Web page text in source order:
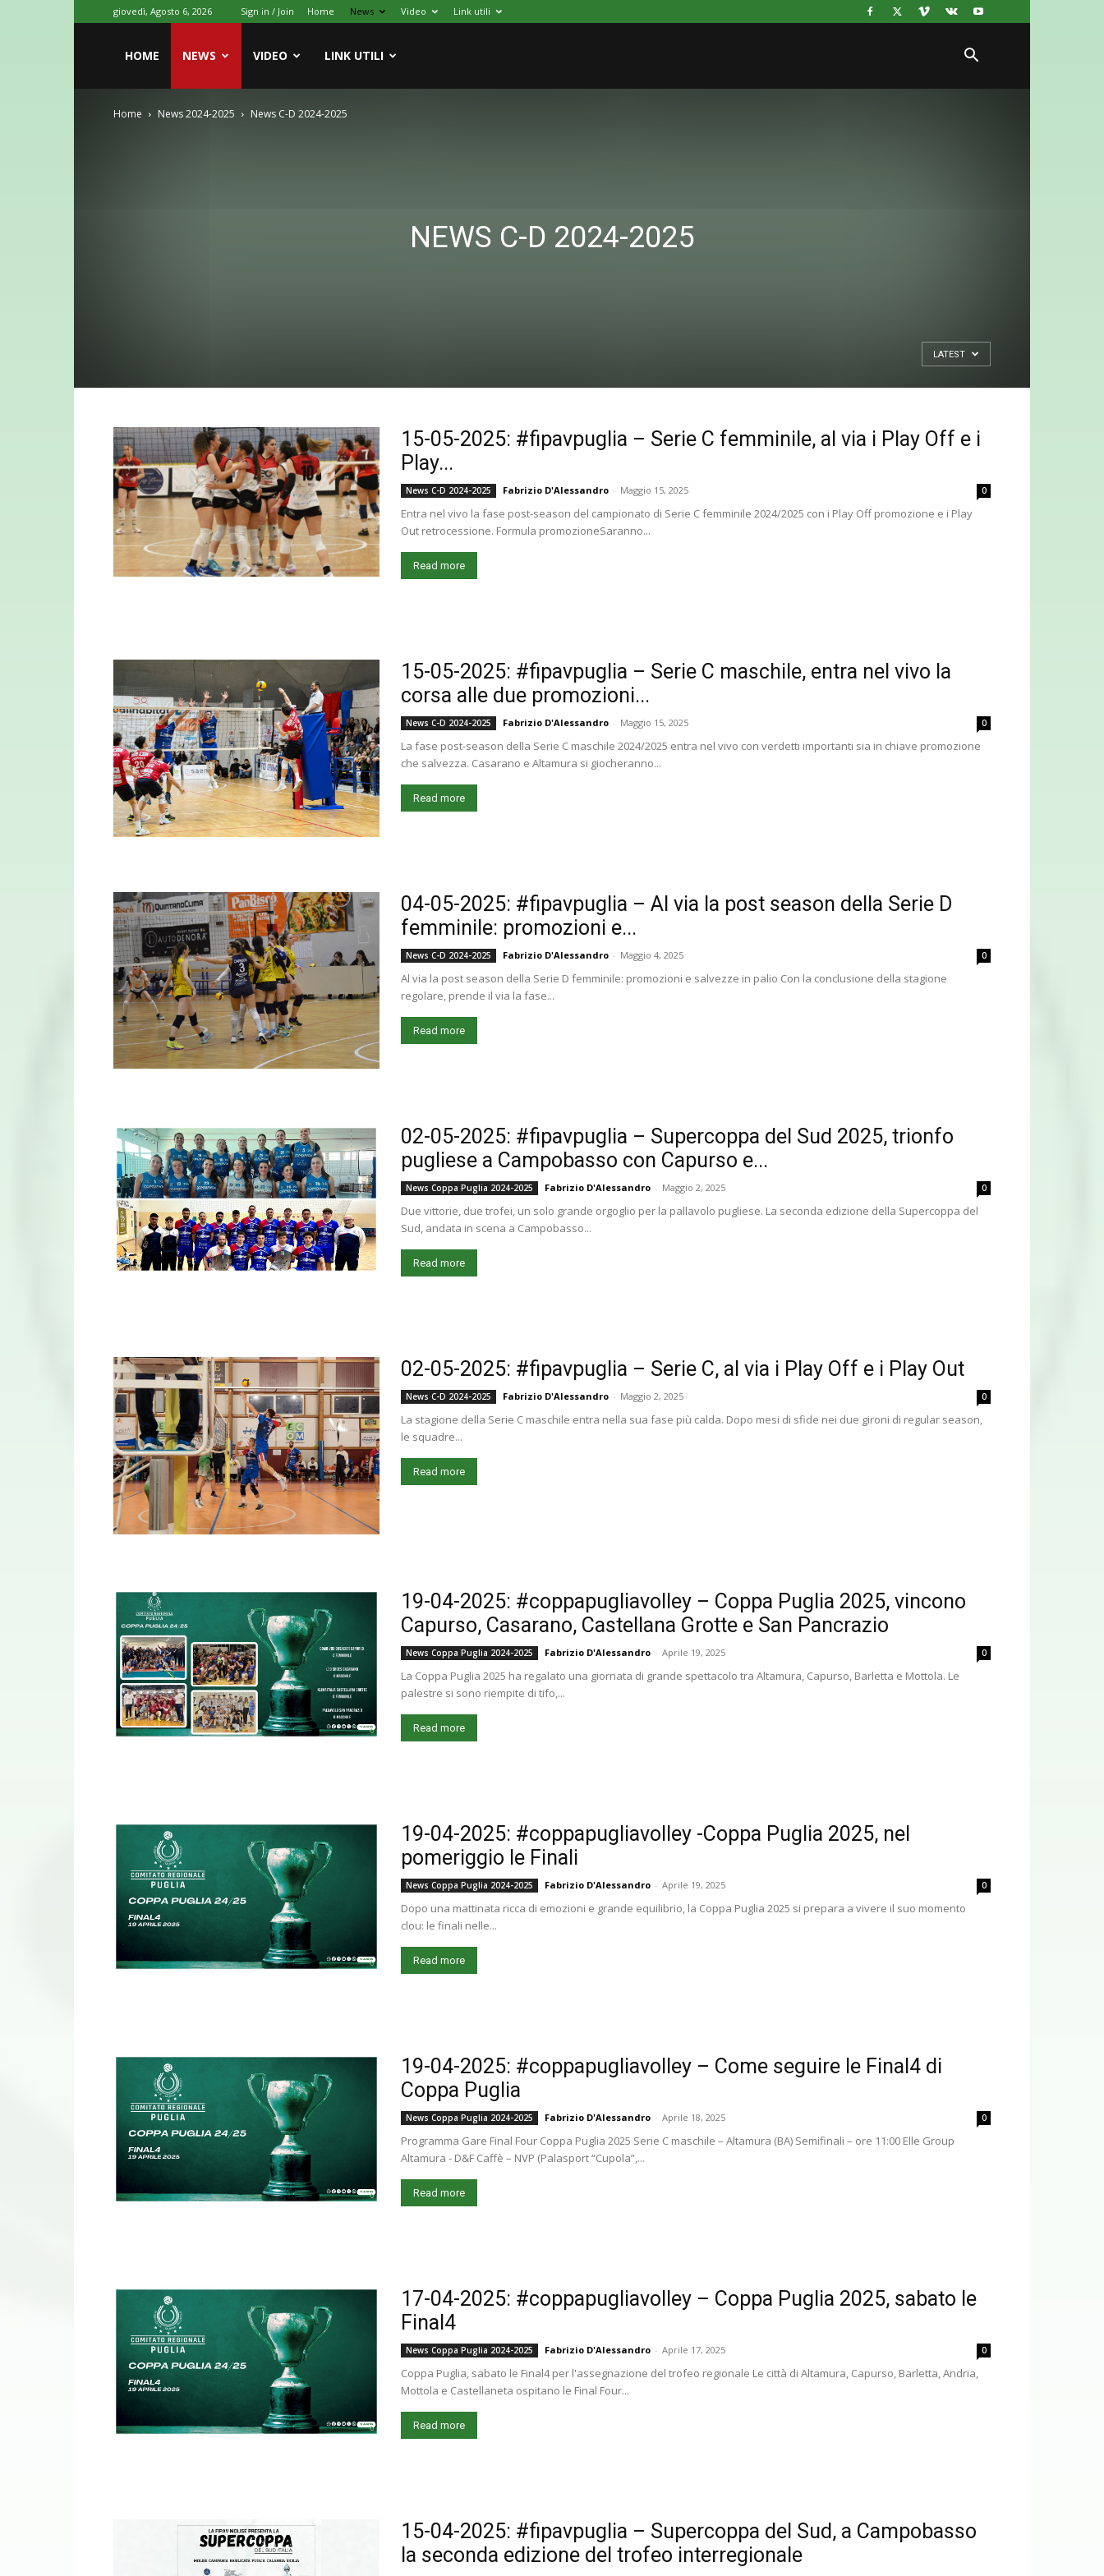
giovedì, Agosto 6, 2026 Sign in / Join Home News Video Link utili
HOME NEWS VIDEO LINK UTILI
Home News 2024-2025 News C-D 2024-2025
NEWS C-D 2024-2025
LATEST
15-05-2025: #fipavpuglia – Serie C femminile, al via i Play Off e i
Play...
News C-D 2024-2025 Fabrizio D'Alessandro - Maggio 15, 2025 0
Entra nel vivo la fase post-season del campionato di Serie C femminile 2024/2025 con i Play Off promozione e i Play
Out retrocessione. Formula promozioneSaranno...
Read more
15-05-2025: #fipavpuglia – Serie C maschile, entra nel vivo la
corsa alle due promozioni...
News C-D 2024-2025 Fabrizio D'Alessandro - Maggio 15, 2025 0
La fase post-season della Serie C maschile 2024/2025 entra nel vivo con verdetti importanti sia in chiave promozione
che salvezza. Casarano e Altamura si giocheranno...
Read more
04-05-2025: #fipavpuglia – Al via la post season della Serie D
femminile: promozioni e...
News C-D 2024-2025 Fabrizio D'Alessandro - Maggio 4, 2025 0
Al via la post season della Serie D femminile: promozioni e salvezze in palio Con la conclusione della stagione
regolare, prende il via la fase...
Read more
02-05-2025: #fipavpuglia – Supercoppa del Sud 2025, trionfo
pugliese a Campobasso con Capurso e...
News Coppa Puglia 2024-2025 Fabrizio D'Alessandro - Maggio 2, 2025 0
Due vittorie, due trofei, un solo grande orgoglio per la pallavolo pugliese. La seconda edizione della Supercoppa del
Sud, andata in scena a Campobasso...
Read more
02-05-2025: #fipavpuglia – Serie C, al via i Play Off e i Play Out
News C-D 2024-2025 Fabrizio D'Alessandro - Maggio 2, 2025 0
La stagione della Serie C maschile entra nella sua fase più calda. Dopo mesi di sfide nei due gironi di regular season,
le squadre...
Read more
19-04-2025: #coppapugliavolley – Coppa Puglia 2025, vincono
Capurso, Casarano, Castellana Grotte e San Pancrazio
News Coppa Puglia 2024-2025 Fabrizio D'Alessandro - Aprile 19, 2025 0
La Coppa Puglia 2025 ha regalato una giornata di grande spettacolo tra Altamura, Capurso, Barletta e Mottola. Le
palestre si sono riempite di tifo,...
Read more
19-04-2025: #coppapugliavolley -Coppa Puglia 2025, nel
pomeriggio le Finali
News Coppa Puglia 2024-2025 Fabrizio D'Alessandro - Aprile 19, 2025 0
Dopo una mattinata ricca di emozioni e grande equilibrio, la Coppa Puglia 2025 si prepara a vivere il suo momento
clou: le finali nelle...
Read more
19-04-2025: #coppapugliavolley – Come seguire le Final4 di
Coppa Puglia
News Coppa Puglia 2024-2025 Fabrizio D'Alessandro - Aprile 18, 2025 0
Programma Gare Final Four Coppa Puglia 2025 Serie C maschile – Altamura (BA) Semifinali – ore 11:00 Elle Group
Altamura - D&F Caffè – NVP (Palasport “Cupola”,...
Read more
17-04-2025: #coppapugliavolley – Coppa Puglia 2025, sabato le
Final4
News Coppa Puglia 2024-2025 Fabrizio D'Alessandro - Aprile 17, 2025 0
Coppa Puglia, sabato le Final4 per l'assegnazione del trofeo regionale Le città di Altamura, Capurso, Barletta, Andria,
Mottola e Castellaneta ospitano le Final Four...
Read more
15-04-2025: #fipavpuglia – Supercoppa del Sud, a Campobasso
la seconda edizione del trofeo interregionale